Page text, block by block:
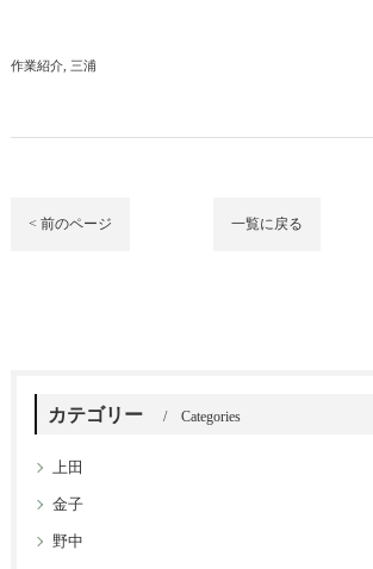
作業紹介 三浦
< 前のページ 一覧に戻る
カテゴリー Categories
上田
金子
野中